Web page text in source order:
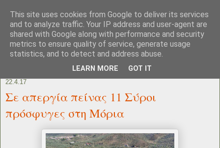
22.4.17
Σε απεργία πείνας 11 Σύροι
πρόσφυγες στη Μόρια
This site uses cookies from Google to deliver its services
and to analyze traffic. Your IP address and user-agent are
shared with Google along with performance and security
metrics to ensure quality of service, generate usage
statistics, and to detect and address abuse.
LEARN MORE GOT IT